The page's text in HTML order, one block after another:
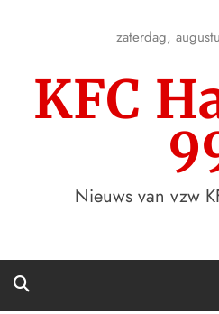
zaterdag,
KFC
Nieuws van vzw